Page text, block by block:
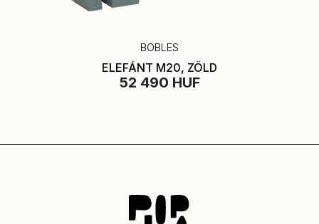
BOBLES
ELEFÁNT M20, ZÖLD
52 490 HUF